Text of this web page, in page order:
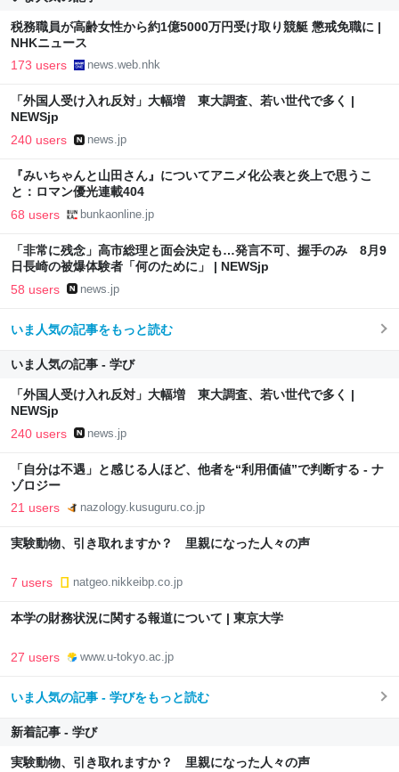
税務職員が高齢女性から約1億5000万円受け取り競艇 懲戒免職に |
NHKニュース
173 users news.web.nhk
「外国人受け入れ反対」大幅増 東大調査、若い世代で多く |
NEWSjp
240 users news.jp
『みいちゃんと山田さん』についてアニメ化公表と炎上で思うこ
と：ロマン優光連載404
68 users bunkaonline.jp
「非常に残念」高市総理と面会決定も…発言不可、握手のみ 8月9
日長崎の被爆体験者「何のために」 | NEWSjp
58 users news.jp
いま人気の記事をもっと読む
いま人気の記事 - 学び
「外国人受け入れ反対」大幅増 東大調査、若い世代で多く |
NEWSjp
240 users news.jp
「自分は不遇」と感じる人ほど、他者を“利用価値”で判断する - ナ
ゾロジー
21 users nazology.kusuguru.co.jp
実験動物、引き取れますか？ 里親になった人々の声
7 users natgeo.nikkeibp.co.jp
本学の財務状況に関する報道について | 東京大学
27 users www.u-tokyo.ac.jp
いま人気の記事 - 学びをもっと読む
新着記事 - 学び
実験動物、引き取れますか？ 里親になった人々の声